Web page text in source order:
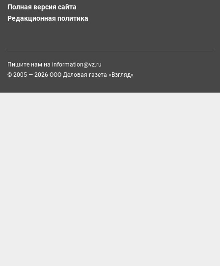
Полная версия сайта
Редакционная политика
Пишите нам на information@vz.ru
© 2005 — 2026 ООО Деловая газета «Взгляд»